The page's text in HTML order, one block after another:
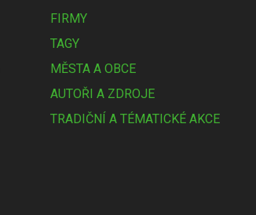
FIRMY
TAGY
MĚSTA A OBCE
AUTOŘI A ZDROJE
TRADIČNÍ A TÉMATICKÉ AKCE